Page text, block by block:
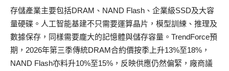
存儲產業主要包括DRAM、NAND Flash、企業級SSD及大容
量硬碟。人工智能基建不只需要運算晶片，模型訓練、推理及
數據保存，同樣需要龐大的記憶體與儲存容量。TrendForce預
期，2026年第三季傳統DRAM合約價按季上升13%至18%，
NAND Flash亦料升10%至15%，反映供應仍然偏緊，廠商議